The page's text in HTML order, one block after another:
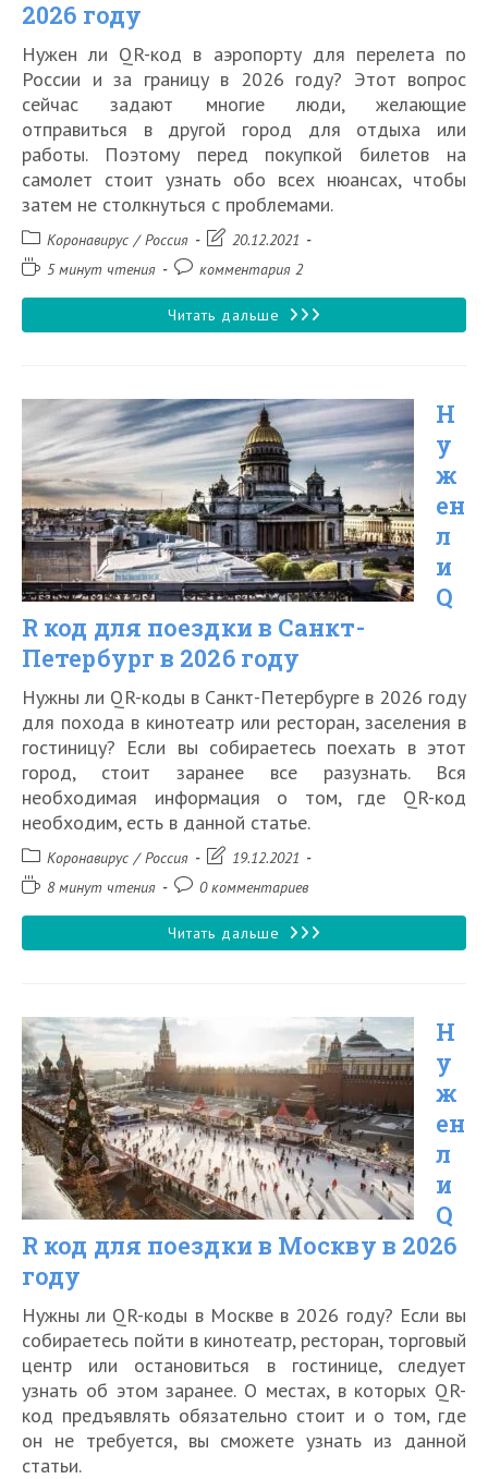
2026 году
Нужен ли QR-код в аэропорту для перелета по
России и за границу в 2026 году? Этот вопрос
сейчас задают многие люди, желающие
отправиться в другой город для отдыха или
работы. Поэтому перед покупкой билетов на
самолет стоит узнать обо всех нюансах, чтобы
затем не столкнуться с проблемами.
Рубрика
записи:
Коронавирус / Россия
Запись20.12.2021
Время5 минут чтения
Комментарии
записи:
комментария 2
Читать дальше Нужен
код
для
перелета
по
России
в
2026
году
Н
у
ж
ен
л
и
Q
R код для поездки в Санкт-
Петербург в 2026 году
Нужны ли QR-коды в Санкт-Петербурге в 2026 году
для похода в кинотеатр или ресторан, заселения в
гостиницу? Если вы собираетесь поехать в этот
город, стоит заранее все разузнать. Вся
необходимая информация о том, где QR-код
необходим, есть в данной статье.
Рубрика
записи:
Коронавирус / Россия
Запись
изменена:
19.12.2021
Время8 минут чтения
Комментарии
записи:
0 комментариев
Читать дальше Нужен
код
для
поездки
в
Санкт-
Петербург
в
году
Н
у
ж
ен
л
и
Q
R код для поездки в Москву в 2026
году
Нужны ли QR-коды в Москве в 2026 году? Если вы
собираетесь пойти в кинотеатр, ресторан, торговый
центр или остановиться в гостинице, следует
узнать об этом заранее. О местах, в которых QR-
код предъявлять обязательно стоит и о том, где
он не требуется, вы сможете узнать из данной
статьи.